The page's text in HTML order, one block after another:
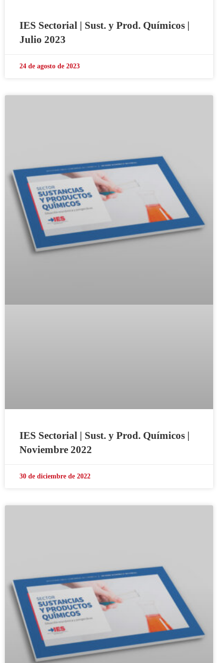
IES Sectorial | Sust. y Prod. Químicos |
Julio 2023
24 de agosto de 2023
IES Sectorial | Sust. y Prod. Químicos |
Noviembre 2022
30 de diciembre de 2022